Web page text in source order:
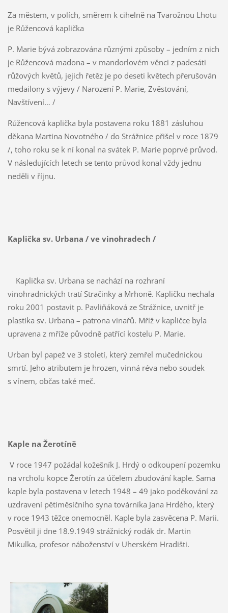
Za městem, v polích, směrem k cihelně na Tvarožnou Lhotu
je Růžencová kaplička
P. Marie bývá zobrazována různými způsoby – jedním z nich
je Růžencová madona – v mandorlovém věnci z padesáti
růžových květů, jejich řetěz je po deseti květech přerušován
medailony s výjevy / Narození P. Marie, Zvěstování,
Navštívení… /
Růžencová kaplička byla postavena roku 1881 zásluhou
děkana Martina Novotného / do Strážnice přišel v roce 1879
/, toho roku se k ní konal na svátek P. Marie poprvé průvod.
V následujících letech se tento průvod konal vždy jednu
neděli v říjnu.
Kaplička sv. Urbana / ve vinohradech /
Kaplička sv. Urbana se nachází na rozhraní
vinohradnických tratí Stračinky a Mrhoně. Kapličku nechala
roku 2001 postavit p. Pavliňáková ze Strážnice, uvnitř je
plastika sv. Urbana – patrona vinařů. Mříž v kapličce byla
upravena z mříže původně patřící kostelu P. Marie.
Urban byl papež ve 3 století, který zemřel mučednickou
smrtí. Jeho atributem je hrozen, vinná réva nebo soudek
s vínem, občas také meč.
Kaple na Žerotíně
V roce 1947 požádal kožešník J. Hrdý o odkoupení pozemku
na vrcholu kopce Žerotín za účelem zbudování kaple. Sama
kaple byla postavena v letech 1948 – 49 jako poděkování za
uzdravení pětiměsíčního syna továrníka Jana Hrdého, který
v roce 1943 těžce onemocněl. Kaple byla zasvěcena P. Marii.
Posvětil ji dne 18.9.1949 strážnický rodák dr. Martin
Mikulka, profesor náboženství v Uherském Hradišti.